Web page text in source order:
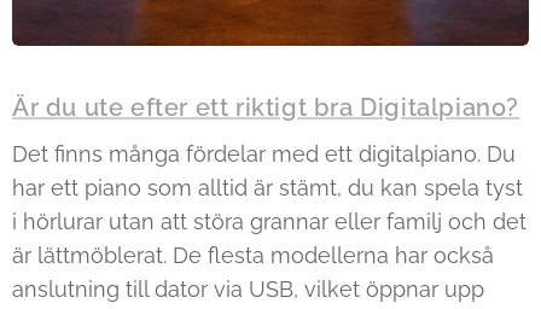
Är du ute efter ett riktigt bra Digitalpiano?
Det finns många fördelar med ett digitalpiano. Du
har ett piano som alltid är stämt, du kan spela tyst
i hörlurar utan att störa grannar eller familj och det
är lättmöblerat. De flesta modellerna har också
anslutning till dator via USB, vilket öppnar upp